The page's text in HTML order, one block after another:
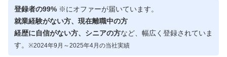
登録者の99% ※にオファーが届いています。
就業経験がない方、現在離職中の方
経歴に自信がない方、シニアの方など、幅広く登録されていま
す。 ※2024年9月～2025年4月の当社実績